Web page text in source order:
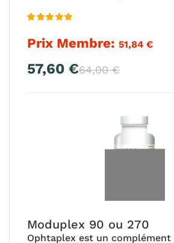
sur 5
Prix Membre: 51,84 €
57,60 €Le
64,00€Le
était :
64,00 €.
Moduplex 90 ou 270
Ophtaplex est un